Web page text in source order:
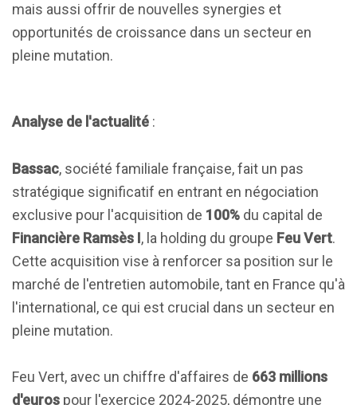
mais aussi offrir de nouvelles synergies et
opportunités de croissance dans un secteur en
pleine mutation.
Analyse de l'actualité :
Bassac, société familiale française, fait un pas
stratégique significatif en entrant en négociation
exclusive pour l'acquisition de 100% du capital de
Financière Ramsès I, la holding du groupe Feu Vert.
Cette acquisition vise à renforcer sa position sur le
marché de l'entretien automobile, tant en France qu'à
l'international, ce qui est crucial dans un secteur en
pleine mutation.
Feu Vert, avec un chiffre d'affaires de 663 millions
d'euros pour l'exercice 2024-2025, démontre une